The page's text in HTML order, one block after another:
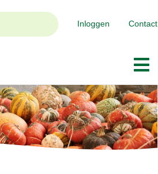
Contact
Inloggen